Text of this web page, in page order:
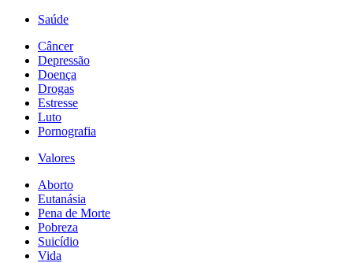
Saúde
Câncer
Depressão
Doença
Drogas
Estresse
Luto
Pornografia
Valores
Aborto
Eutanásia
Pena de Morte
Pobreza
Suicídio
Vida